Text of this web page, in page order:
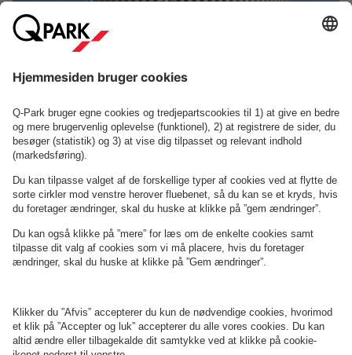
Om Q-Park
Betingelser og politikker